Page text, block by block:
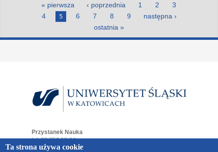
« pierwsza ‹ poprzednia 1 2
3
4
5 6 7 8 9
następna ›
ostatnia »
Przystanek Nauka
tel. 32 359 19 64
e-mail:przystaneknauka@us.edu.pl
Ta strona używa cookie